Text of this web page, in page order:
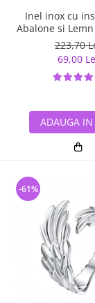
Inel inox cu
Abalone si
223,70
69,00
ADAUGA IN
-61%